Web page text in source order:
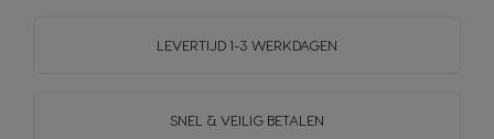
LEVERTIJD 1-3 WERKDAGEN
SNEL & VEILIG BETALEN